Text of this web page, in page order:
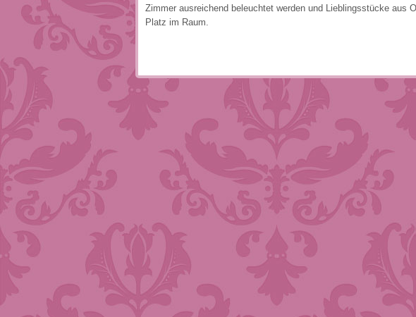
Zimmer ausreichend beleuchtet werden und Lieblingsstücke aus
Platz im Raum.